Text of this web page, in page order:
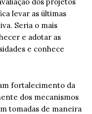
levar as últimas
Seria o mais
e adotar as
e conhece
fortalecimento da
dos mecanismos
tomadas de maneira